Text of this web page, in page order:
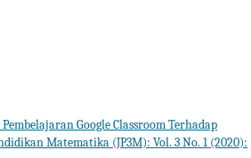
Google Classroom Terhadap
Matematika (JP3M): Vol. 3 No. 1 (2020):